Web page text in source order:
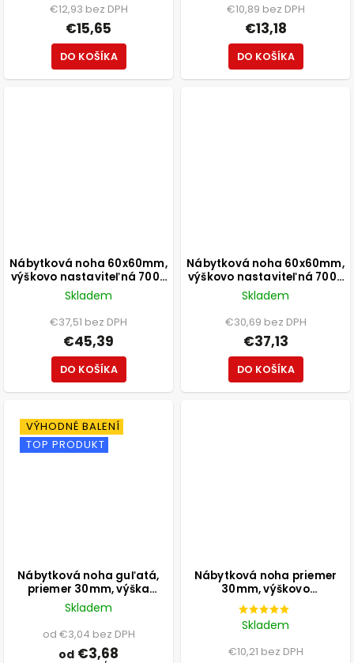
€12,93 bez DPH
€15,65
DO KOŠÍKA
€10,89 bez DPH
€13,18
DO KOŠÍKA
Nábytková noha 60x60mm,
výškovo nastaviteľná 700-
1100mm, chróm
Skladem
€37,51 bez DPH
€45,39
DO KOŠÍKA
Nábytková noha 60x60mm,
výškovo nastaviteľná 700-
1100mm, čierna
Skladem
€30,69 bez DPH
€37,13
DO KOŠÍKA
VÝHODNÉ BALENÍ
TOP PRODUKT
Nábytková noha guľatá,
priemer 30mm, výška
100mm, biela
Skladem
od €3,04 bez DPH
od €3,68
Nábytková noha priemer
30mm, výškovo
nastaviteľná 300-500mm,
chróm
Skladem
€10,21 bez DPH